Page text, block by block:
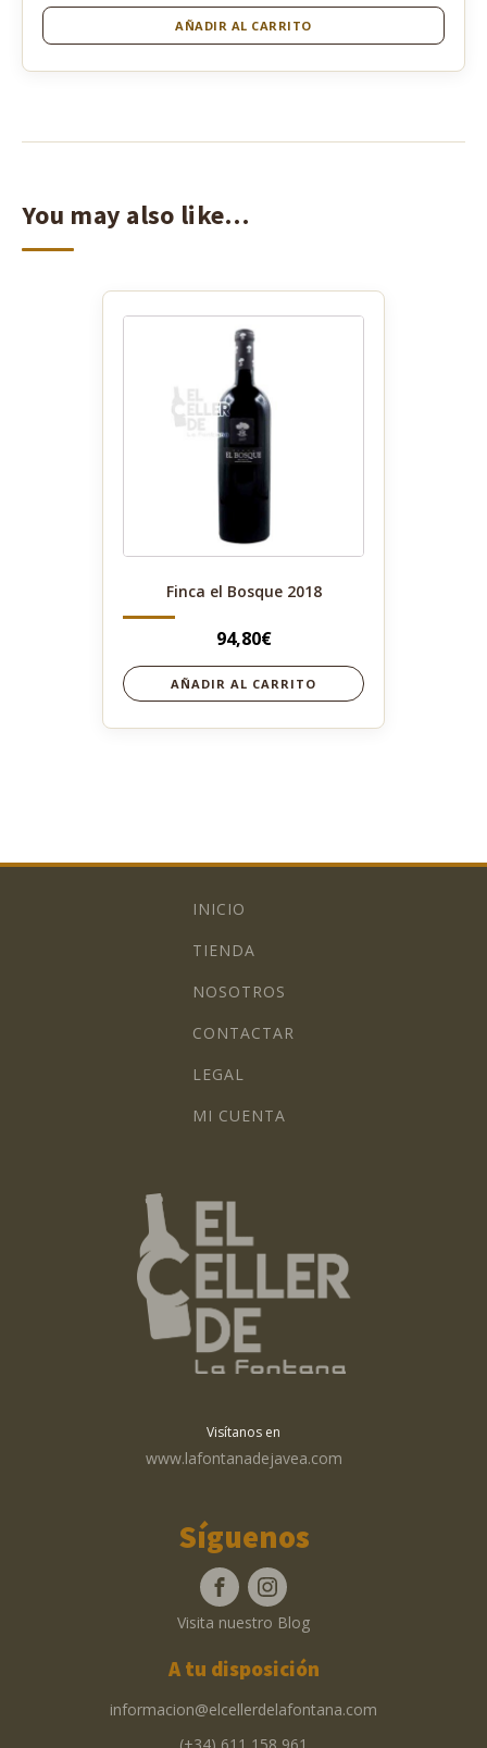
AÑADIR AL CARRITO
You may also like…
Finca el Bosque 2018
94,80€
AÑADIR AL CARRITO
INICIO
TIENDA
NOSOTROS
CONTACTAR
LEGAL
MI CUENTA
Visítanos en
www.lafontanadejavea.com
Síguenos
Visita nuestro Blog
A tu disposición
informacion@elcellerdelafontana.com